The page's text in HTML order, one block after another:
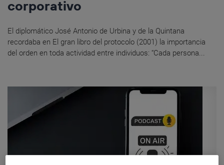
corporativo
El diplomático José Antonio de Urbina y de la Quintana
recordaba en El gran libro del protocolo (2001) la importancia
del orden en toda actividad entre individuos: “Cada persona...